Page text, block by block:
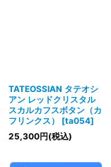
TATEOSSIAN タテオシ
アン レッドクリスタル
スカルカフスボタン（カ
フリンクス）
[ta054]
25,300円(税込)